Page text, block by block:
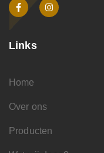
Links
Home
Over ons
Producten